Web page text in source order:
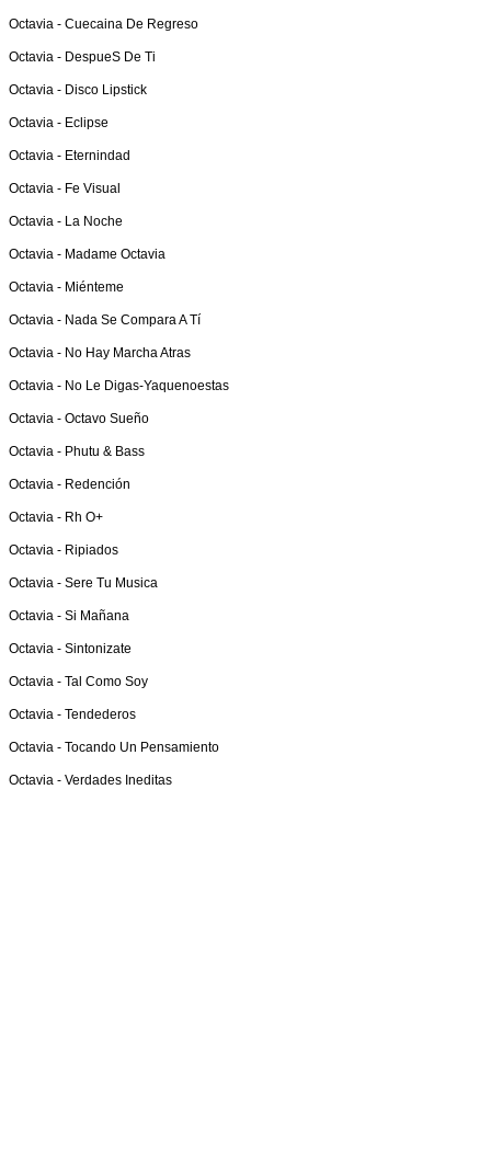
Octavia - Cuecaina De Regreso
Octavia - DespueS De Ti
Octavia - Disco Lipstick
Octavia - Eclipse
Octavia - Eternindad
Octavia - Fe Visual
Octavia - La Noche
Octavia - Madame Octavia
Octavia - Miénteme
Octavia - Nada Se Compara A Tí
Octavia - No Hay Marcha Atras
Octavia - No Le Digas-Yaquenoestas
Octavia - Octavo Sueño
Octavia - Phutu & Bass
Octavia - Redención
Octavia - Rh O+
Octavia - Ripiados
Octavia - Sere Tu Musica
Octavia - Si Mañana
Octavia - Sintonizate
Octavia - Tal Como Soy
Octavia - Tendederos
Octavia - Tocando Un Pensamiento
Octavia - Verdades Ineditas